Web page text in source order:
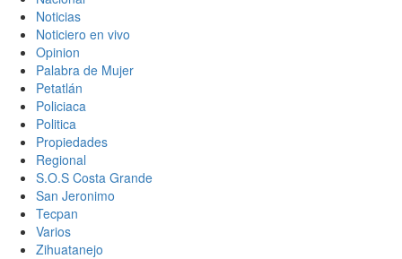
Noticias
Noticiero en vivo
Opinion
Palabra de Mujer
Petatlán
Policiaca
Politica
Propiedades
Regional
S.O.S Costa Grande
San Jeronimo
Tecpan
Varios
Zihuatanejo